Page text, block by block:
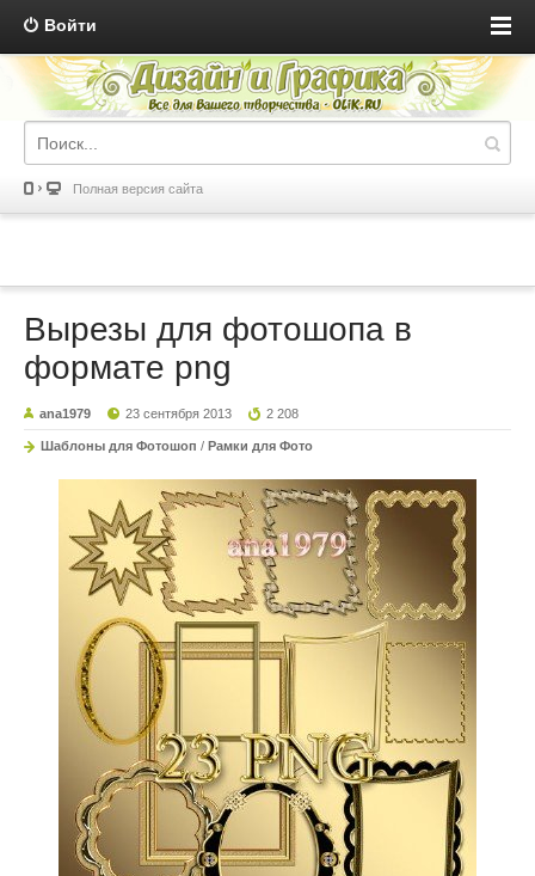
Войти
Полная версия сайта
Вырезы для фотошопа в
формате png
ana1979 23 сентября 2013 2 208
Шаблоны для Фотошоп / Рамки для Фото